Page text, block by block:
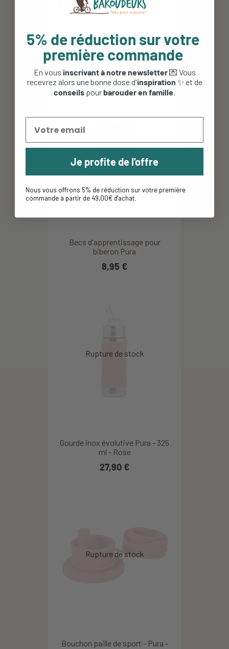
Sac isotherme pour biberon -
Semnoz Pouch - MeroMero...
Becs d'apprentissage pour
biberon Pura
8,95 €
Gourde inox évolutive Pura - 325
ml - Rose
27,90 €
Bouchon paille de sport - Pura -
5% de réduction sur votre
première commande
En vous inscrivant à notre newsletter💌 Vous
recevrez alors une bonne dose d'inspiration ✨ et de
conseils pourbarouder en famille.
Je profite de l'offre
Nous vous offrons 5% de réduction sur votre première
commande à partir de 49,00€ d'achat.